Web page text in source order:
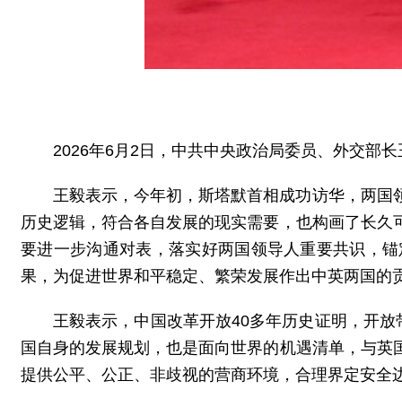
2026年6月2日，中共中央政治局委员、外交部
王毅表示，今年初，斯塔默首相成功访华，两
历史逻辑，符合各自发展的现实需要，也构画了长
要进一步沟通对表，落实好两国领导人重要共识，
果，为促进世界和平稳定、繁荣发展作出中英两国
王毅表示，中国改革开放40多年历史证明，开
国自身的发展规划，也是面向世界的机遇清单，与
提供公平、公正、非歧视的营商环境，合理界定安